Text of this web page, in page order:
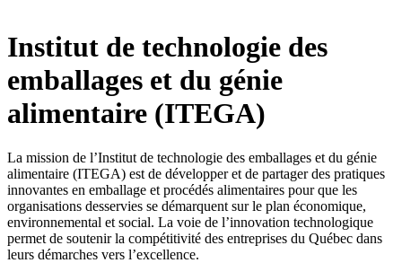
Institut de technologie des
emballages et du génie
alimentaire (ITEGA)
La mission de l’Institut de technologie des emballages et du génie
alimentaire (ITEGA) est de développer et de partager des pratiques
innovantes en emballage et procédés alimentaires pour que les
organisations desservies se démarquent sur le plan économique,
environnemental et social. La voie de l’innovation technologique
permet de soutenir la compétitivité des entreprises du Québec dans
leurs démarches vers l’excellence.